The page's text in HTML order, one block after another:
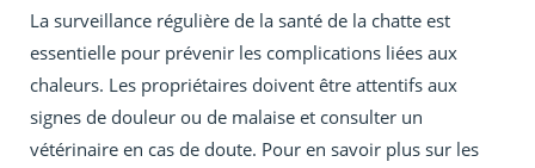
La surveillance régulière de la santé de la chatte est
essentielle pour prévenir les complications liées aux
chaleurs. Les propriétaires doivent être attentifs aux
signes de douleur ou de malaise et consulter un
vétérinaire en cas de doute. Pour en savoir plus sur les